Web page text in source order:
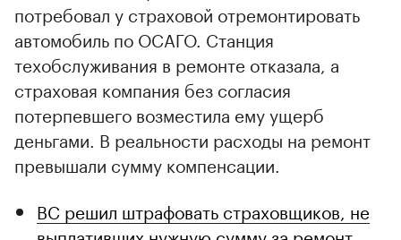
потребовал у страховой отремонтировать
автомобиль по ОСАГО. Станция
техобслуживания в ремонте отказала, а
страховая компания без согласия
потерпевшего возместила ему ущерб
деньгами. В реальности расходы на ремонт
превышали сумму компенсации.
ВС решил штрафовать страховщиков, не